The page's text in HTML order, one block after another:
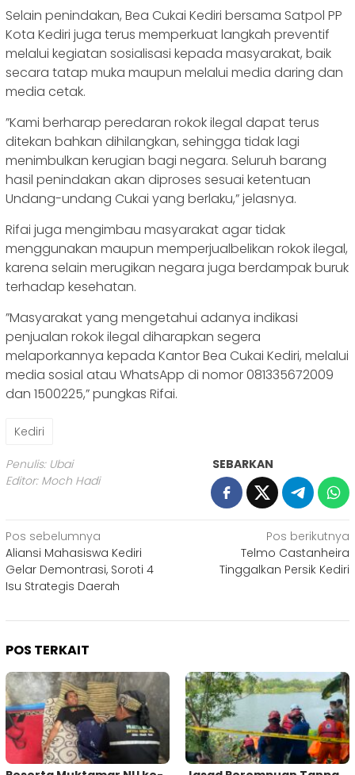
‎Selain penindakan, Bea Cukai Kediri bersama Satpol PP
Kota Kediri juga terus memperkuat langkah preventif
melalui kegiatan sosialisasi kepada masyarakat, baik
secara tatap muka maupun melalui media daring dan
media cetak.
‎”Kami berharap peredaran rokok ilegal dapat terus
ditekan bahkan dihilangkan, sehingga tidak lagi
menimbulkan kerugian bagi negara. Seluruh barang
hasil penindakan akan diproses sesuai ketentuan
Undang-undang Cukai yang berlaku,” jelasnya.
Rifai juga mengimbau masyarakat agar tidak
menggunakan maupun memperjualbelikan rokok ilegal,
karena selain merugikan negara juga berdampak buruk
terhadap kesehatan.
‎‎”Masyarakat yang mengetahui adanya indikasi
penjualan rokok ilegal diharapkan segera
melaporkannya kepada Kantor Bea Cukai Kediri, melalui
media sosial atau WhatsApp di nomor 081335672009
dan 1500225,” pungkas Rifai.
Kediri
Penulis: Ubai
Editor: Moch Hadi
SEBARKAN
Navigasi
pos
Pos sebelumnya
Aliansi Mahasiswa Kediri
Gelar Demontrasi, Soroti 4
Isu Strategis Daerah
Pos berikutnya
Telmo Castanheira
Tinggalkan Persik Kediri
POS TERKAIT